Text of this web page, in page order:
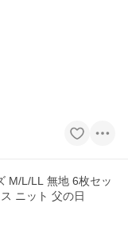
M/L/LL 無地 6枚セッ
ニット 父の日